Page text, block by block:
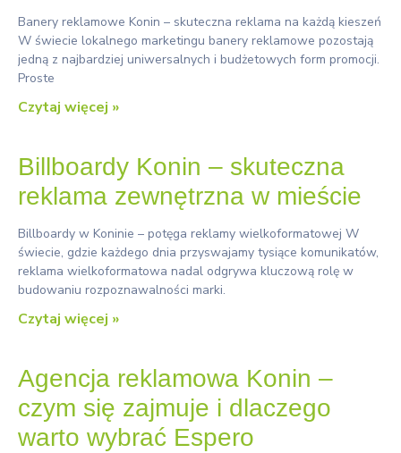
Banery reklamowe Konin – skuteczna reklama na każdą kieszeń
W świecie lokalnego marketingu banery reklamowe pozostają
jedną z najbardziej uniwersalnych i budżetowych form promocji.
Proste
Czytaj więcej »
Billboardy Konin – skuteczna
reklama zewnętrzna w mieście
Billboardy w Koninie – potęga reklamy wielkoformatowej W
świecie, gdzie każdego dnia przyswajamy tysiące komunikatów,
reklama wielkoformatowa nadal odgrywa kluczową rolę w
budowaniu rozpoznawalności marki.
Czytaj więcej »
Agencja reklamowa Konin –
czym się zajmuje i dlaczego
warto wybrać Espero